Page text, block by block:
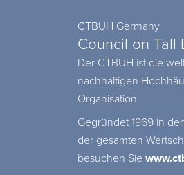
CTBUH Germany
Council on
Der CTBUH ist die
nachhaltigen
Organisation.
Gegründet 1969 in
der gesamten
besuchen Sie